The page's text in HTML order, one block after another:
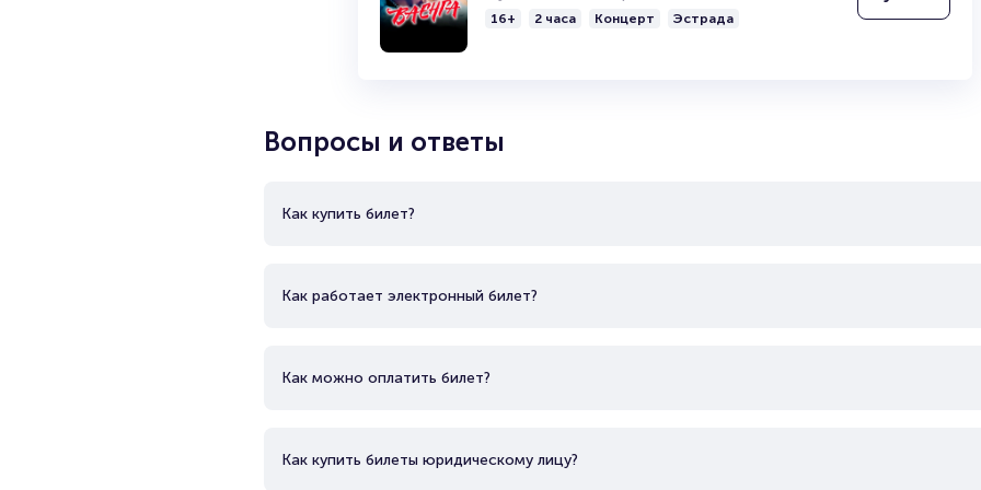
телеканале СТС. Состав команды: Андрей Рожков, Дмитрий Соколов, Дмитрий Брекоткин,
16+ 2 часа Концерт Эстрада
Вопросы и ответы
Как купить билет?
Как работает электронный билет?
Как можно оплатить билет?
Как купить билеты юридическому лицу?